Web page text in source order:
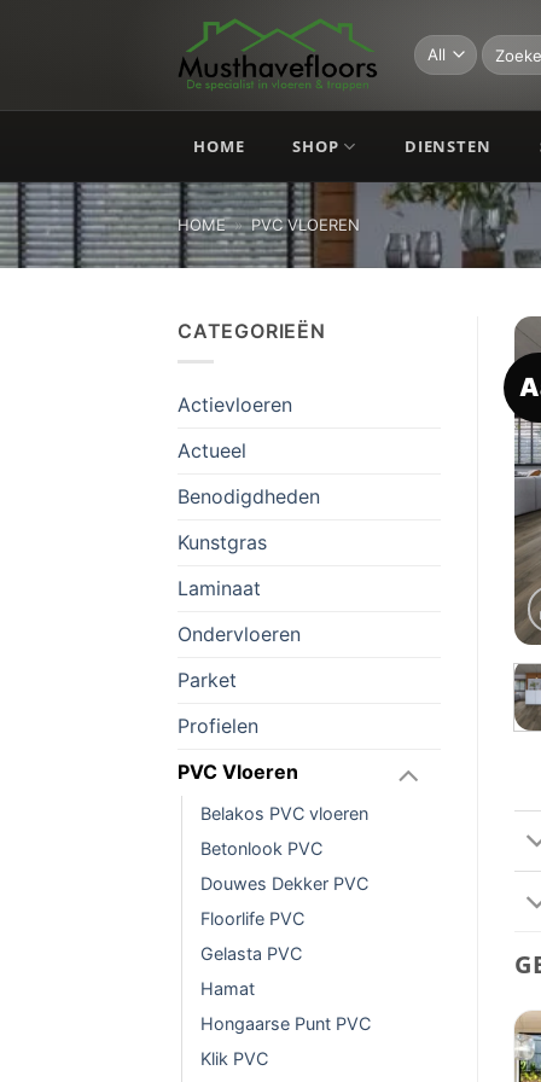
Zoeken
naar:
HOME SHOP DIENSTEN
HOME » PVC VLOEREN
CATEGORIEËN
Actievloeren
Actueel
Benodigdheden
Kunstgras
Laminaat
Ondervloeren
Parket
Profielen
PVC Vloeren
Belakos PVC vloeren
Betonlook PVC
Douwes Dekker PVC
Floorlife PVC
Gelasta PVC
Hamat
Hongaarse Punt PVC
Klik PVC